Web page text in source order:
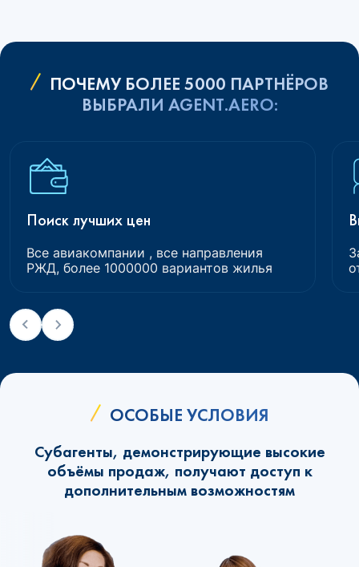
ПОЧЕМУ БОЛЕЕ 5000 ПАРТНЁРОВ
ВЫБРАЛИ AGENT.AERO:
Поиск лучших цен
Все авиакомпании , все направления
РЖД, более 1000000 вариантов жилья
ОСОБЫЕ УСЛОВИЯ
Субагенты, демонстрирующие высокие
объёмы продаж, получают доступ к
дополнительным возможностям